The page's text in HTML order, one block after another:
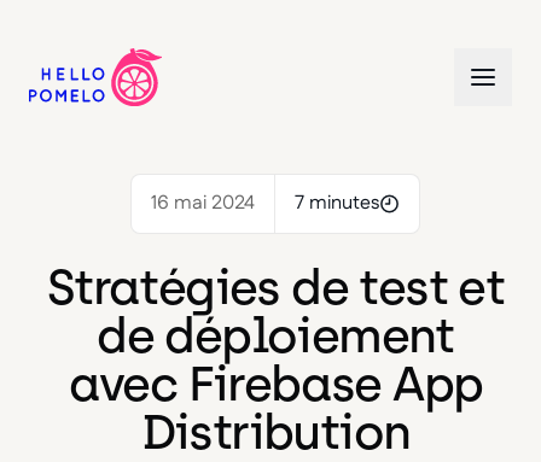
16 mai 2024 7 minutes
Stratégies de test et
de déploiement
avec Firebase App
Distribution